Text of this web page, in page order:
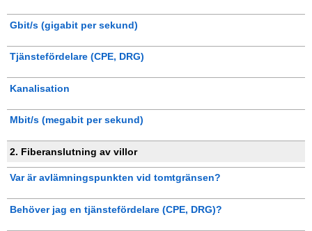
Gbit/s (gigabit per sekund)
Tjänstefördelare (CPE, DRG)
Kanalisation
Mbit/s (megabit per sekund)
2. Fiberanslutning av villor
Var är avlämningspunkten vid tomtgränsen?
Behöver jag en tjänstefördelare (CPE, DRG)?